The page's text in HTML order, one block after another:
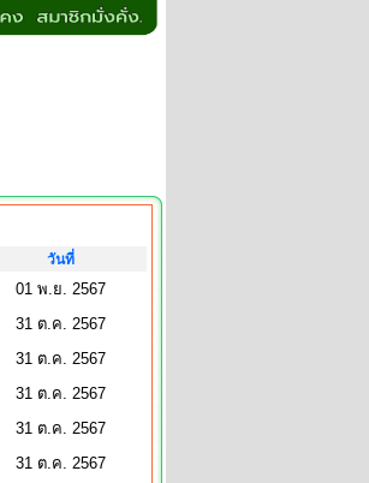
วันที่
01 พ.ย. 2567
31 ต.ค. 2567
31 ต.ค. 2567
31 ต.ค. 2567
31 ต.ค. 2567
31 ต.ค. 2567